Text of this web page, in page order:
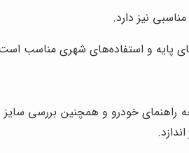
نیز دارد.
پایه و استفاده‌های شهری مناسب
خودرو و همچنین بررسی